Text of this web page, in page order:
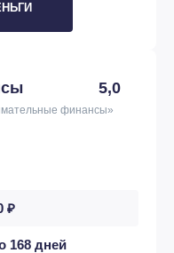
5,0
финансы»
₽
168 дней